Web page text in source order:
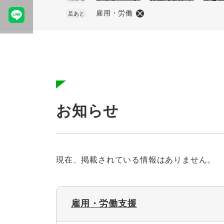
足あと 雇用・労働
お知らせ
現在、掲載されている情報はありません。
雇用・労働支援